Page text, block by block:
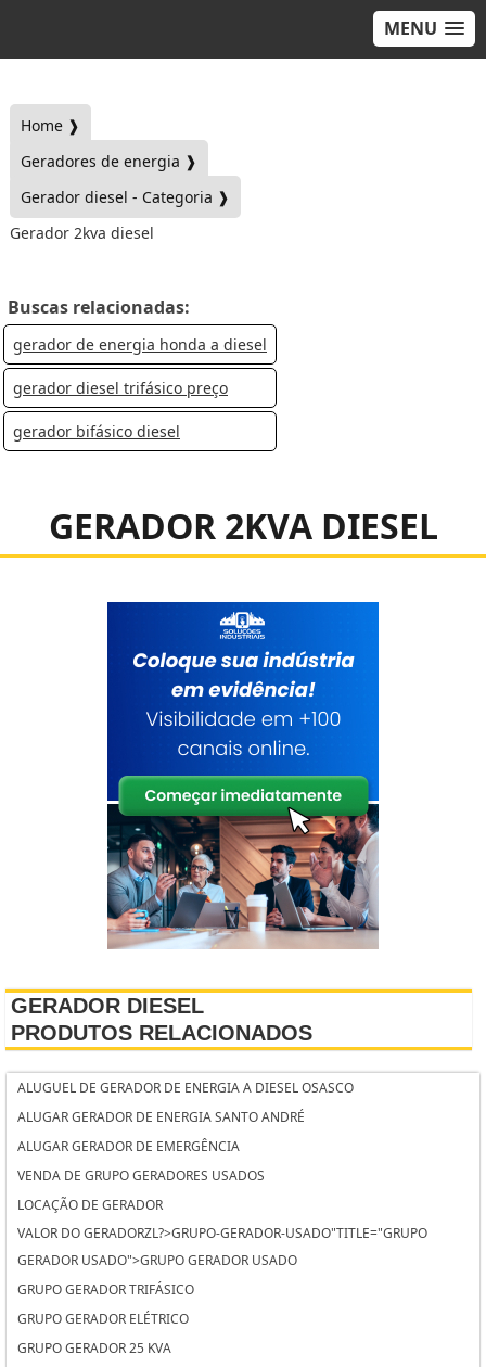
MENU
Home ❱
Geradores de energia ❱
Gerador diesel - Categoria ❱
Gerador 2kva diesel
Buscas relacionadas:
gerador de energia honda a diesel
gerador diesel trifásico preço
gerador bifásico diesel
GERADOR 2KVA DIESEL
GERADOR DIESEL
PRODUTOS RELACIONADOS
ALUGUEL DE GERADOR DE ENERGIA A DIESEL OSASCO
ALUGAR GERADOR DE ENERGIA SANTO ANDRÉ
ALUGAR GERADOR DE EMERGÊNCIA
VENDA DE GRUPO GERADORES USADOS
LOCAÇÃO DE GERADOR
VALOR DO GERADORZL?>GRUPO-GERADOR-USADO"TITLE="GRUPO
GERADOR USADO">GRUPO GERADOR USADO
GRUPO GERADOR TRIFÁSICO
GRUPO GERADOR ELÉTRICO
GRUPO GERADOR 25 KVA